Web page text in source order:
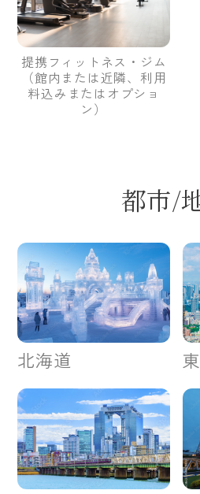
提携フィットネス・ジム
（館内または近隣、利用
料込みまたはオプショ
ン）
都市/
北海道